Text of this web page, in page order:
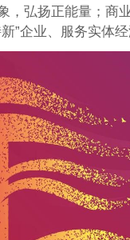
，弘扬正能量；商
”企业、服务实体经